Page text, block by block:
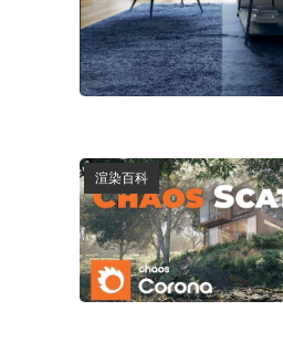
渲染百科